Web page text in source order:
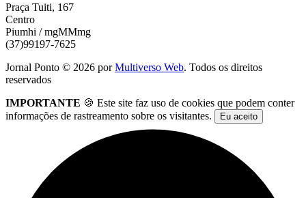
Praça Tuiti, 167
Centro
Piumhi / mgMMmg
(37)99197-7625
Jornal Ponto © 2026 porMultiverso Web. Todos os direitos
reservados
IMPORTANTE 🍪 Este site faz uso de cookies que podem conter
informações de rastreamento sobre os visitantes.
Eu aceito